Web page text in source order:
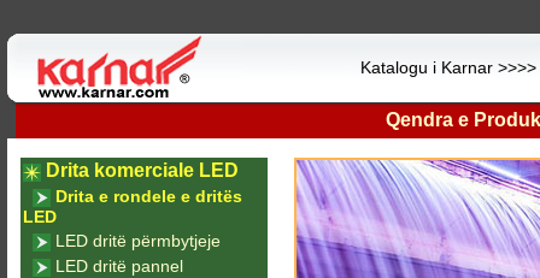
Katalogu i Karnar >>>>
Qendra e
Drita komerciale LED
Drita e rondele e dritës
LED
LED dritë përmbytjeje
LED dritë pannel